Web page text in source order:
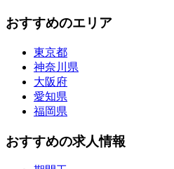
おすすめのエリア
東京都
神奈川県
大阪府
愛知県
福岡県
おすすめの求人情報